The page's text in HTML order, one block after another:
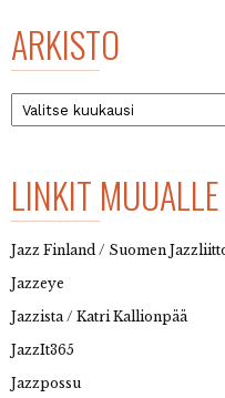
ARKISTO
Arkisto
LINKIT MUUALLE
Jazz Finland / Suomen
Jazzeye
Jazzista / Katri Kallionpää
JazzIt365
Jazzpossu